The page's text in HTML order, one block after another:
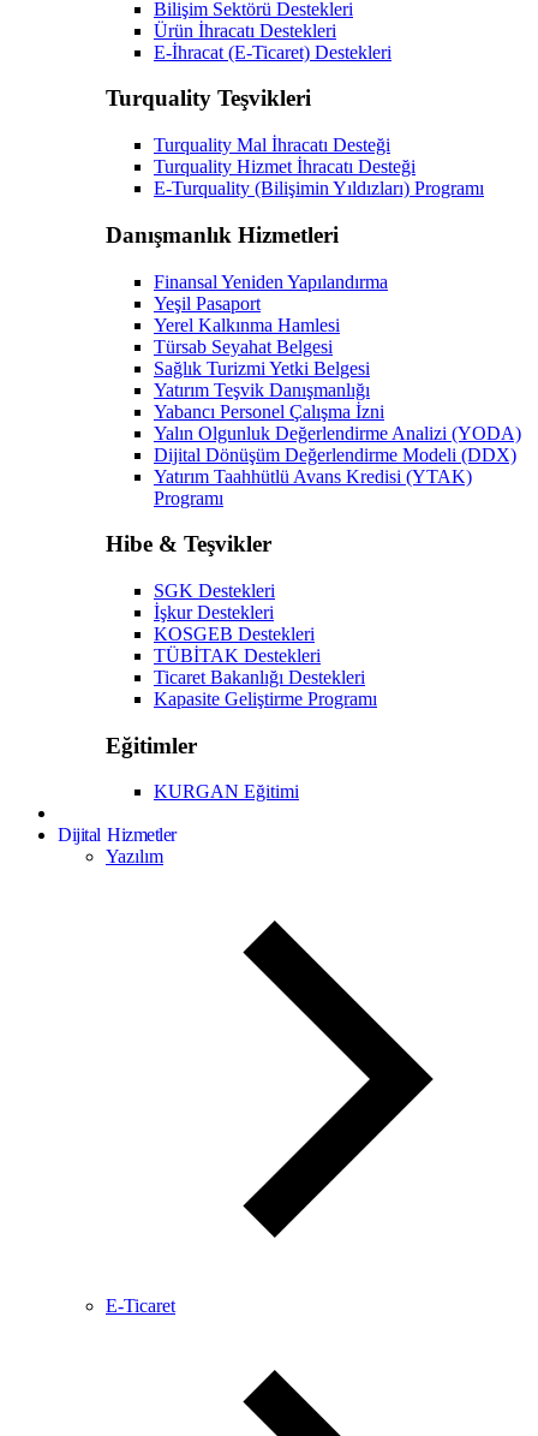
Bilişim Sektörü Destekleri
Ürün İhracatı Destekleri
E-İhracat (E-Ticaret) Destekleri
Turquality Teşvikleri
Turquality Mal İhracatı Desteği
Turquality Hizmet İhracatı Desteği
E-Turquality (Bilişimin Yıldızları) Programı
Danışmanlık Hizmetleri
Finansal Yeniden Yapılandırma
Yeşil Pasaport
Yerel Kalkınma Hamlesi
Türsab Seyahat Belgesi
Sağlık Turizmi Yetki Belgesi
Yatırım Teşvik Danışmanlığı
Yabancı Personel Çalışma İzni
Yalın Olgunluk Değerlendirme Analizi (YODA)
Dijital Dönüşüm Değerlendirme Modeli (DDX)
Yatırım Taahhütlü Avans Kredisi (YTAK)
Programı
Hibe & Teşvikler
SGK Destekleri
İşkur Destekleri
KOSGEB Destekleri
TÜBİTAK Destekleri
Ticaret Bakanlığı Destekleri
Kapasite Geliştirme Programı
Eğitimler
KURGAN Eğitimi
Dijital Hizmetler
Yazılım
E-Ticaret